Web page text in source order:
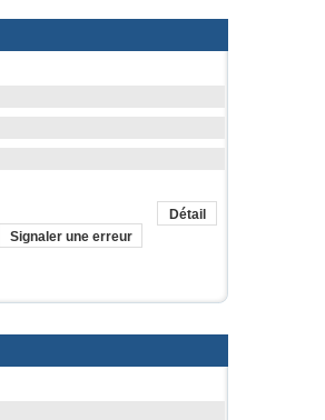
Détail
Signaler une erreur